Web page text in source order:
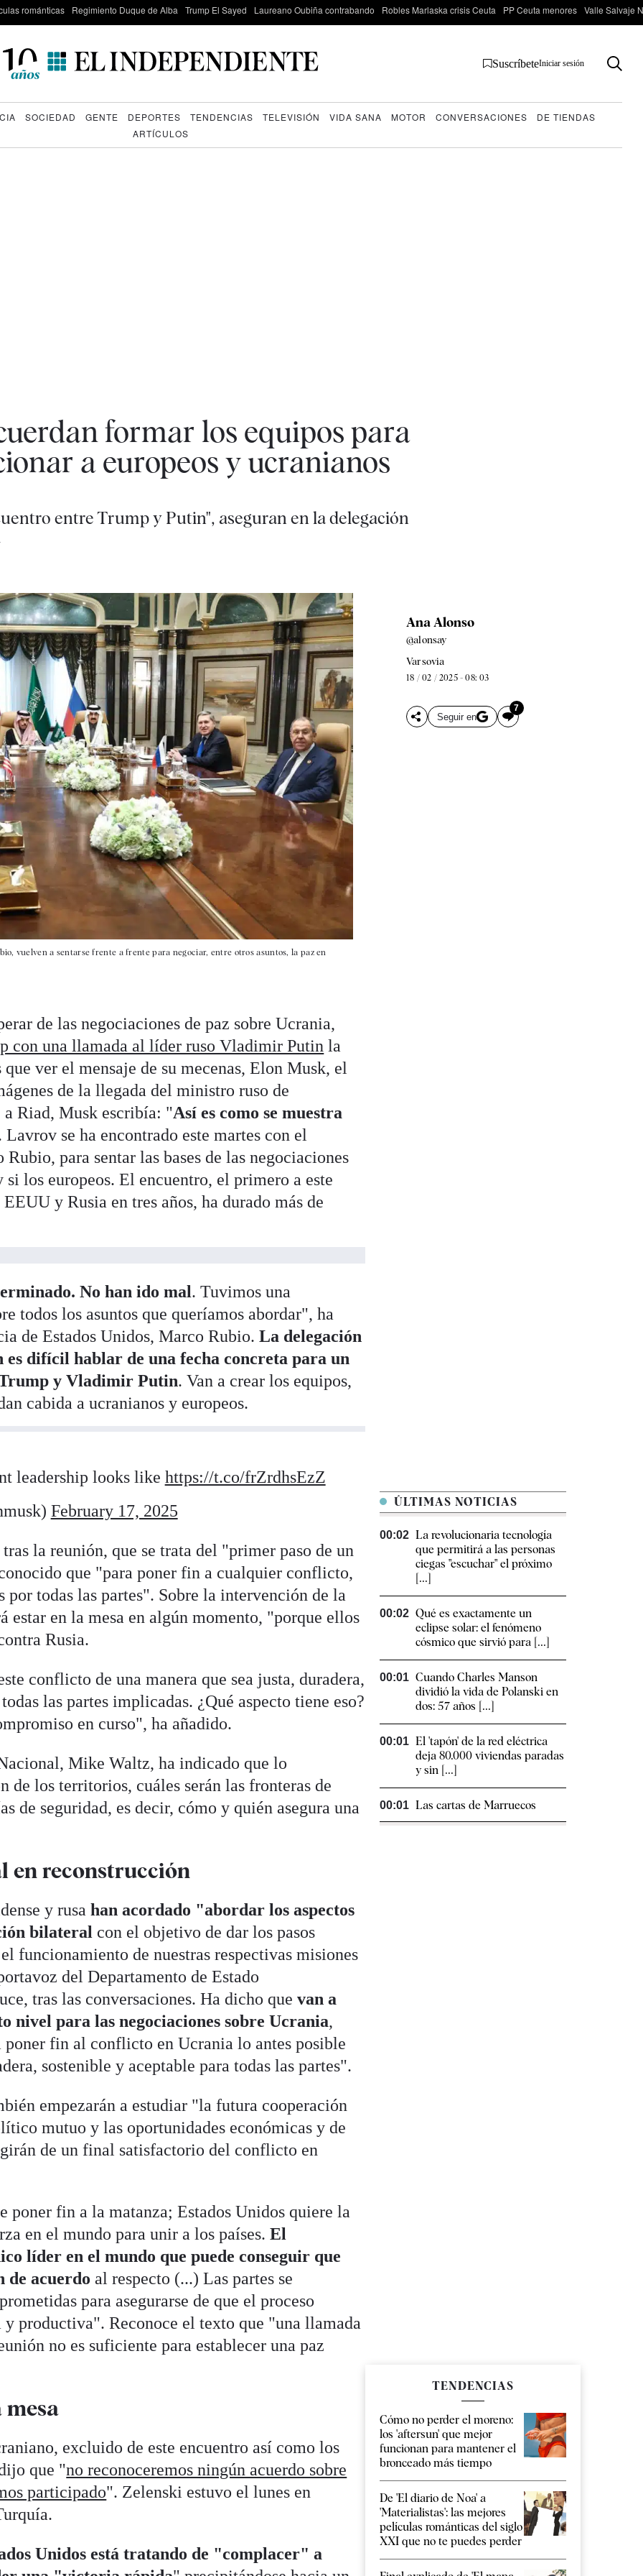
románticas Regimiento Duque de Alba Trump El Sayed Laureano Oubiña contrabando Robles Marlaska crisis Ceuta PP Ceuta menores Valle Salvaje
SuscríbeteIniciar sesión
SOCIEDAD GENTE DEPORTES TENDENCIAS TELEVISIÓN VIDA SANA MOTOR CONVERSACIONES
DE TIENDAS
ARTÍCULOS
formar los equipos para
a europeos y ucranianos
entre Trump y Putin", aseguran en la delegación
vuelven a sentarse frente a frente para negociar, entre otros asuntos, la paz en
Ana Alonso
@alonsay
Varsovia
18 / 02 / 2025 - 08: 03
Seguir en
7
de las negociaciones de paz sobre Ucrania,
con una llamada al líder ruso Vladimir Putin la
que ver el mensaje de su mecenas, Elon Musk, el
de la llegada del ministro ruso de
Riad, Musk escribía: "Así es como se muestra
Lavrov se ha encontrado este martes con el
para sentar las bases de las negociaciones
los europeos. El encuentro, el primero a este
y Rusia en tres años, ha durado más de
No han ido mal . Tuvimos una
todos los asuntos que queríamos abordar", ha
de Estados Unidos, Marco Rubio. La delegación
difícil hablar de una fecha concreta para un
y Vladimir Putin. Van a crear los equipos,
cabida a ucranianos y europeos.
leadership looks like https://t.co/frZrdhsEzZ
February 17, 2025
la reunión, que se trata del "primer paso de un
que "para poner fin a cualquier conflicto,
por todas las partes". Sobre la intervención de la
estar en la mesa en algún momento, "porque ellos
Rusia.
conflicto de una manera que sea justa, duradera,
las partes implicadas. ¿Qué aspecto tiene eso?
en curso", ha añadido.
Mike Waltz, ha indicado que lo
de los territorios, cuáles serán las fronteras de
de seguridad, es decir, cómo y quién asegura una
en reconstrucción
y rusahan acordado "abordar los aspectos
bilateral con el objetivo de dar los pasos
funcionamiento de nuestras respectivas misiones
del Departamento de Estado
tras las conversaciones. Ha dicho quevan a
nivel para las negociaciones sobre Ucrania,
poner fin al conflicto en Ucrania lo antes posible
sostenible y aceptable para todas las partes".
empezarán a estudiar "la futura cooperación
mutuo y las oportunidades económicas y de
de un final satisfactorio del conflicto en
poner fin a la matanza; Estados Unidos quiere la
en el mundo para unir a los países.El
líder en el mundo que puede conseguir que
de acuerdo al respecto (...) Las partes se
para asegurarse de que el proceso
y productiva". Reconoce el texto que "una llamada
no es suficiente para establecer una paz
excluido de este encuentro así como los
que "no reconoceremos ningún acuerdo sobre
participado". Zelenski estuvo el lunes en
Unidos está tratando de "complacer" a
ÚLTIMAS NOTICIAS
00:02 La revolucionaria tecnología
que permitirá a las personas
ciegas "escuchar" el próximo
[...]
00:02 Qué es exactamente un
eclipse solar: el fenómeno
cósmico que sirvió para [...]
00:01 Cuando Charles Manson
dividió la vida de Polanski en
dos: 57 años [...]
00:01 El 'tapón' de la red eléctrica
deja 80.000 viviendas paradas
y sin [...]
00:01 Las cartas de Marruecos
TENDENCIAS
Cómo no perder el moreno:
los 'aftersun' que mejor
funcionan para mantener el
bronceado más tiempo
De 'El diario de Noa' a
'Materialistas': las mejores
películas románticas del siglo
XXI que no te puedes perder